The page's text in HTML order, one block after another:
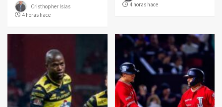
Cristhopher Islas
4 horas hace
4 horas hace